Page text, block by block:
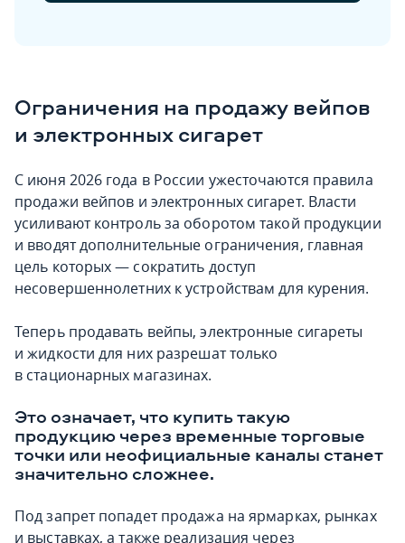
Ограничения на продажу вейпов
и электронных сигарет
С июня 2026 года в России ужесточаются правила
продажи вейпов и электронных сигарет. Власти
усиливают контроль за оборотом такой продукции
и вводят дополнительные ограничения, главная
цель которых — сократить доступ
несовершеннолетних к устройствам для курения.
Теперь продавать вейпы, электронные сигареты
и жидкости для них разрешат только
в стационарных магазинах.
Это означает, что купить такую
продукцию через временные торговые
точки или неофициальные каналы станет
значительно сложнее.
Под запрет попадет продажа на ярмарках, рынках
и выставках, а также реализация через